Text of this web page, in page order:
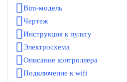
Bim-модель
Чертеж
Инструкция к пульту
Электросхема
Описание контроллера
Подключение к wifi